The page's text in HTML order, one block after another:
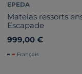
EPEDA
Matelas ressorts
Escapade
999,00 €
Français